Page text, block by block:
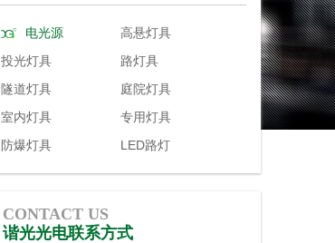
电光源
高悬灯具
投光灯具
路灯具
隧道灯具
庭院灯具
室内灯具
专用灯具
防爆灯具
LED路灯
CONTACT US
谐光光电联系方式